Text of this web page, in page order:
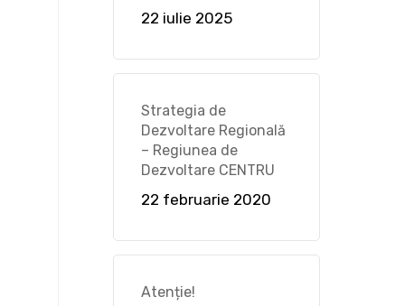
22 iulie 2025
Strategia de
Dezvoltare Regională
– Regiunea de
Dezvoltare CENTRU
22 februarie 2020
Atenție!